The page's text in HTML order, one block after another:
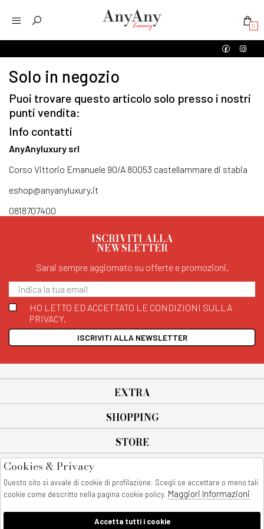
0
Solo in negozio
Puoi trovare questo articolo solo presso i nostri
punti vendita:
Info contatti
AnyAnyluxury srl
Corso Vittorio Emanuele 90/A 80053 castellammare di stabia
eshop@anyanyluxury.it
0818707400
ISCRIVITI ALLA
NEWSLETTER
Sarai sempre aggiornato su offerte e promozioni.
HO LETTO ED ACCETTATO LE CONDIZIONI SULLA
PRIVACY.
ISCRIVITI ALLA NEWSLETTER
EXTRA
SHOPPING
STORE
All rights reserved - © Copyright 2026
AnyAnyluxury srl - Sede Legale: Corso Vittorio Emanuele 90/A - 80053
castellammare di stabia - Italia
Cookies & Privacy
Questo sito si avvale di cookie di profilazione. Scegli se accettare o meno tali
cookie come descritto nella pagina cookie policy. Maggiori Informazioni
Accetta tutti i cookie